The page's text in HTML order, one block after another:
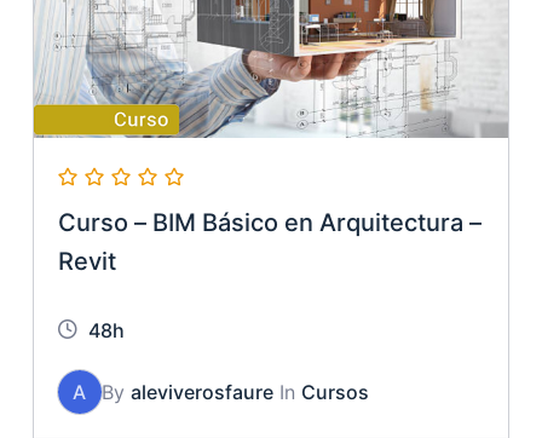
Curso – BIM Básico en Arquitectura –
Revit
48h
A By aleviverosfaureIn Cursos